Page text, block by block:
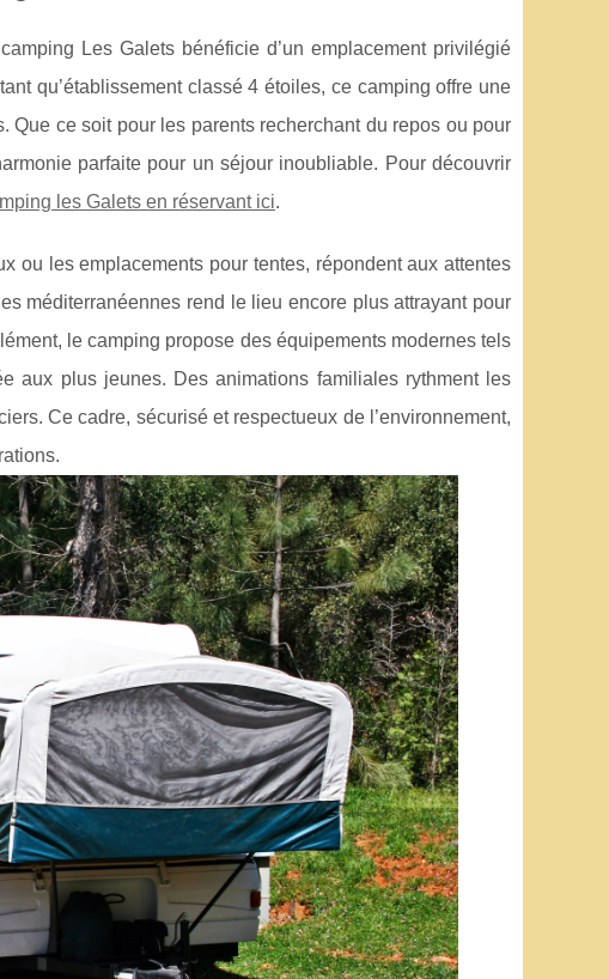
Les Galets bénéficie d’un emplacement privilégié
qu’établissement classé 4 étoiles, ce camping offre une
ce soit pour les parents recherchant du repos ou pour
parfaite pour un séjour inoubliable. Pour découvrir
les Galets en réservant ici.
ou les emplacements pour tentes, répondent aux attentes
méditerranéennes rend le lieu encore plus attrayant pour
le camping propose des équipements modernes tels
aux plus jeunes. Des animations familiales rythment les
Ce cadre, sécurisé et respectueux de l’environnement,